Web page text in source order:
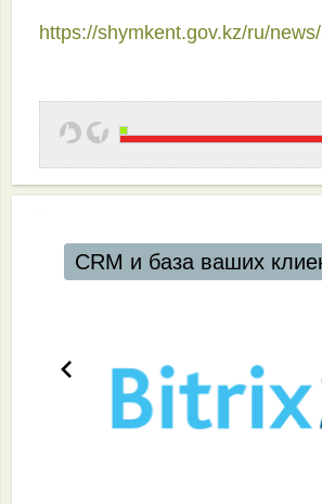
https://shymkent.gov.kz/ru/
CRM и база ваших